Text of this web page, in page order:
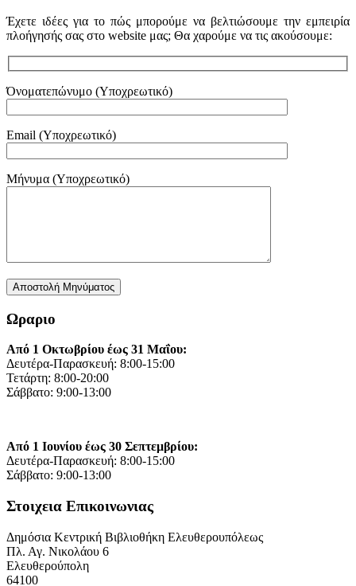
Έχετε ιδέες για το πώς μπορούμε να βελτιώσουμε την εμπειρία
πλοήγησής σας στο website μας; Θα χαρούμε να τις ακούσουμε:
Όνοματεπώνυμο (Υποχρεωτικό)
Email (Υποχρεωτικό)
Μήνυμα (Υποχρεωτικό)
Ωραριο
Από 1 Οκτωβρίου έως 31 Μαΐου:
Δευτέρα-Παρασκευή: 8:00-15:00
Τετάρτη: 8:00-20:00
Σάββατο: 9:00-13:00
Από 1 Ιουνίου έως 30 Σεπτεμβρίου:
Δευτέρα-Παρασκευή: 8:00-15:00
Σάββατο: 9:00-13:00
Στοιχεια Επικοινωνιας
Δημόσια Κεντρική Βιβλιοθήκη Ελευθερουπόλεως
Πλ. Αγ. Νικολάου 6
Ελευθερούπολη
64100